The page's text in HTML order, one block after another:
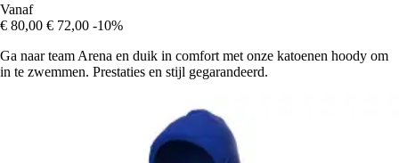
Vanaf
€ 80,00 € 72,00 -10%
Ga naar team Arena en duik in comfort met onze katoenen hoody om
in te zwemmen. Prestaties en stijl gegarandeerd.